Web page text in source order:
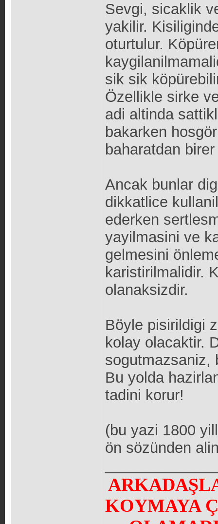
Sevgi, sicaklik
yakilir.
oturtulur.
sik sik
Özellikle sirke
adi altinda
bakarken
baharatdan
Ancak bunlar
dikkatlice
ederken
yayilmasini ve
gelmesini
karistirilmalidir.
olanaksizdir.
Böyle pisirildigi
kolay olacaktir.
sogutmazsaniz,
Bu yolda
tadini korur!
(bu yazi 1800
ön sözünden
KOYMAYA